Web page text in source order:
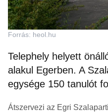
Forrás: heol.hu
Telephely helyett
alakul Egerben. A
egysége 150 tanulót
Átszervezi az Egri